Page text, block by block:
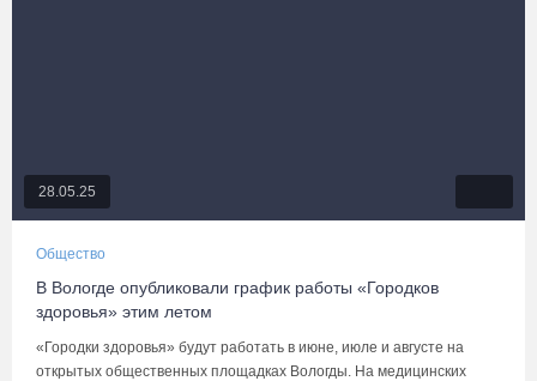
28.05.25
Общество
В Вологде опубликовали график работы «Городков
здоровья» этим летом
«Городки здоровья» будут работать в июне, июле и августе на
открытых общественных площадках Вологды. На медицинских